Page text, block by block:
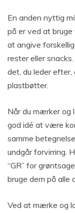
En anden nyttig
på er ved at
at angive
rester eller
det, du leder
plastbøtter.
Når du mærker og
god idé at være
samme
undgår forvirring.
“GR” for
bruge dem på alle
Ved at mærke og